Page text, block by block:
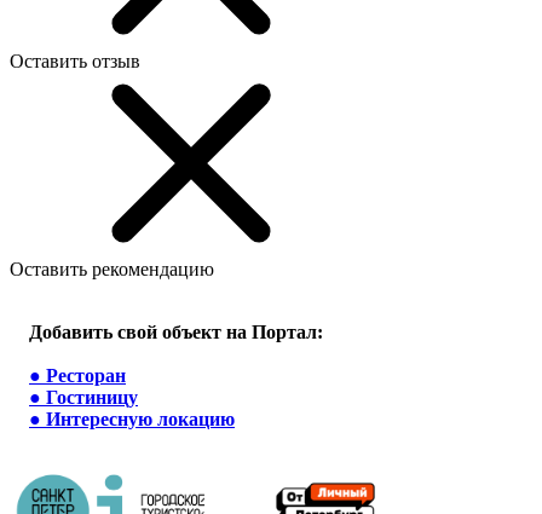
Оставить отзыв
Оставить рекомендацию
Добавить свой объект на Портал:
● Ресторан
● Гостиницу
● Интересную локацию